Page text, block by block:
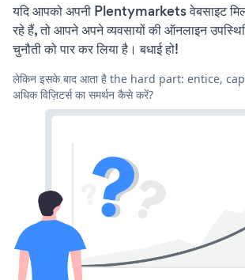
यदि आपको अपनी Plentymarkets वेबसाइट
रहे हैं, तो आपने अपने व्यवसायों की ऑनलाइन
चुनौती को पार कर लिया है। बधाई हो!
लेकिन इसके बाद आता है the hard part: entice,
अधिक विज़िटर्स का समर्थन कैसे करें?